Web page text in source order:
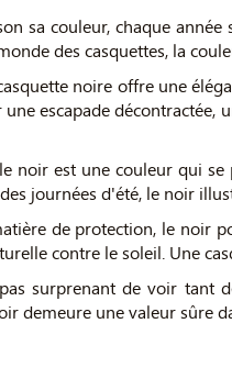
sa couleur, chaque
des casquettes, la
noire offre une
escapade décontractée,
noir est une couleur qui
journées d'été, le noir
de protection, le noir
contre le soleil. Une
surprenant de voir tant
demeure une valeur sûre